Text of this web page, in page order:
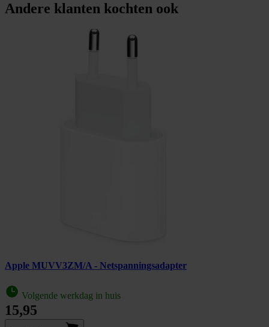
Andere klanten kochten ook
Apple MUVV3ZM/A - Netspanningsadapter
Volgende werkdag in huis
15,95